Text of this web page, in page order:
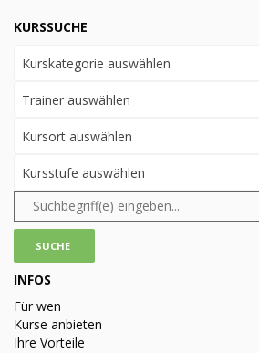
KURSSUCHE
Kurskategorie auswählen
Trainer auswählen
Kursort auswählen
Kursstufe auswählen
INFOS
Für wen
Kurse anbieten
Ihre Vorteile